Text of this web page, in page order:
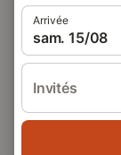
Arrivée
sam. 15/08
Invités